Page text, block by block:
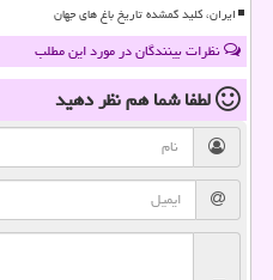
ایران، کلید گمشده تاریخ باغ های جهان
نظرات بینندگان در مورد این مطلب
لطفا شما همنظر دهید